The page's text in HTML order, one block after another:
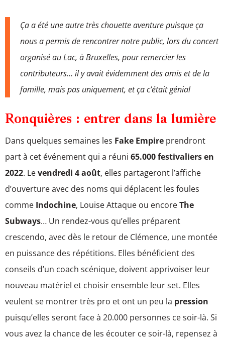
Ça a été une autre très chouette aventure puisque ça
nous a permis de rencontrer notre public, lors du concert
organisé au Lac, à Bruxelles, pour remercier les
contributeurs… il y avait évidemment des amis et de la
famille, mais pas uniquement, et ça c’était génial
Ronquières : entrer dans la lumière
Dans quelques semaines les Fake Empire prendront
part à cet événement qui a réuni 65.000 festivaliers en
2022. Levendredi 4 août, elles partageront l’affiche
d’ouverture avec des noms qui déplacent les foules
comme Indochine, Louise Attaque ou encoreThe
Subways… Un rendez-vous qu’elles préparent
crescendo, avec dès le retour de Clémence, une montée
en puissance des répétitions. Elles bénéficient des
conseils d’un coach scénique, doivent apprivoiser leur
nouveau matériel et choisir ensemble leur set. Elles
veulent se montrer très pro et ont un peu la pression
puisqu’elles seront face à 20.000 personnes ce soir-là. Si
vous avez la chance de les écouter ce soir-là, repensez à